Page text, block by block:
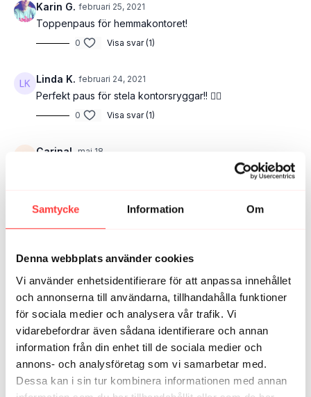
Samtycke Information Om
Denna webbplats använder cookies
Vi använder enhetsidentifierare för att anpassa innehållet
och annonserna till användarna, tillhandahålla funktioner
för sociala medier och analysera vår trafik. Vi
vidarebefordrar även sådana identifierare och annan
information från din enhet till de sociala medier och
annons- och analysföretag som vi samarbetar med.
Dessa kan i sin tur kombinera informationen med annan
Karin G. februari 25, 2021
Toppenpaus för hemmakontoret!
0 Visa svar (1)
Linda K. februari 24, 2021
Perfekt paus för stela kontorsryggar!! 👌🏻
0 Visa svar (1)
CarinaL maj 18
dagen på kontoret med denna stund!
Mikaela B. januari 19, 2025
Skönt och avslappnande pass
1
Brita G. mars 06, 2024